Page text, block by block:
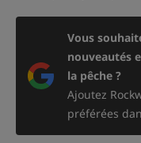
Vous
nouveautés
la pêche ?
Ajoutez
préférées